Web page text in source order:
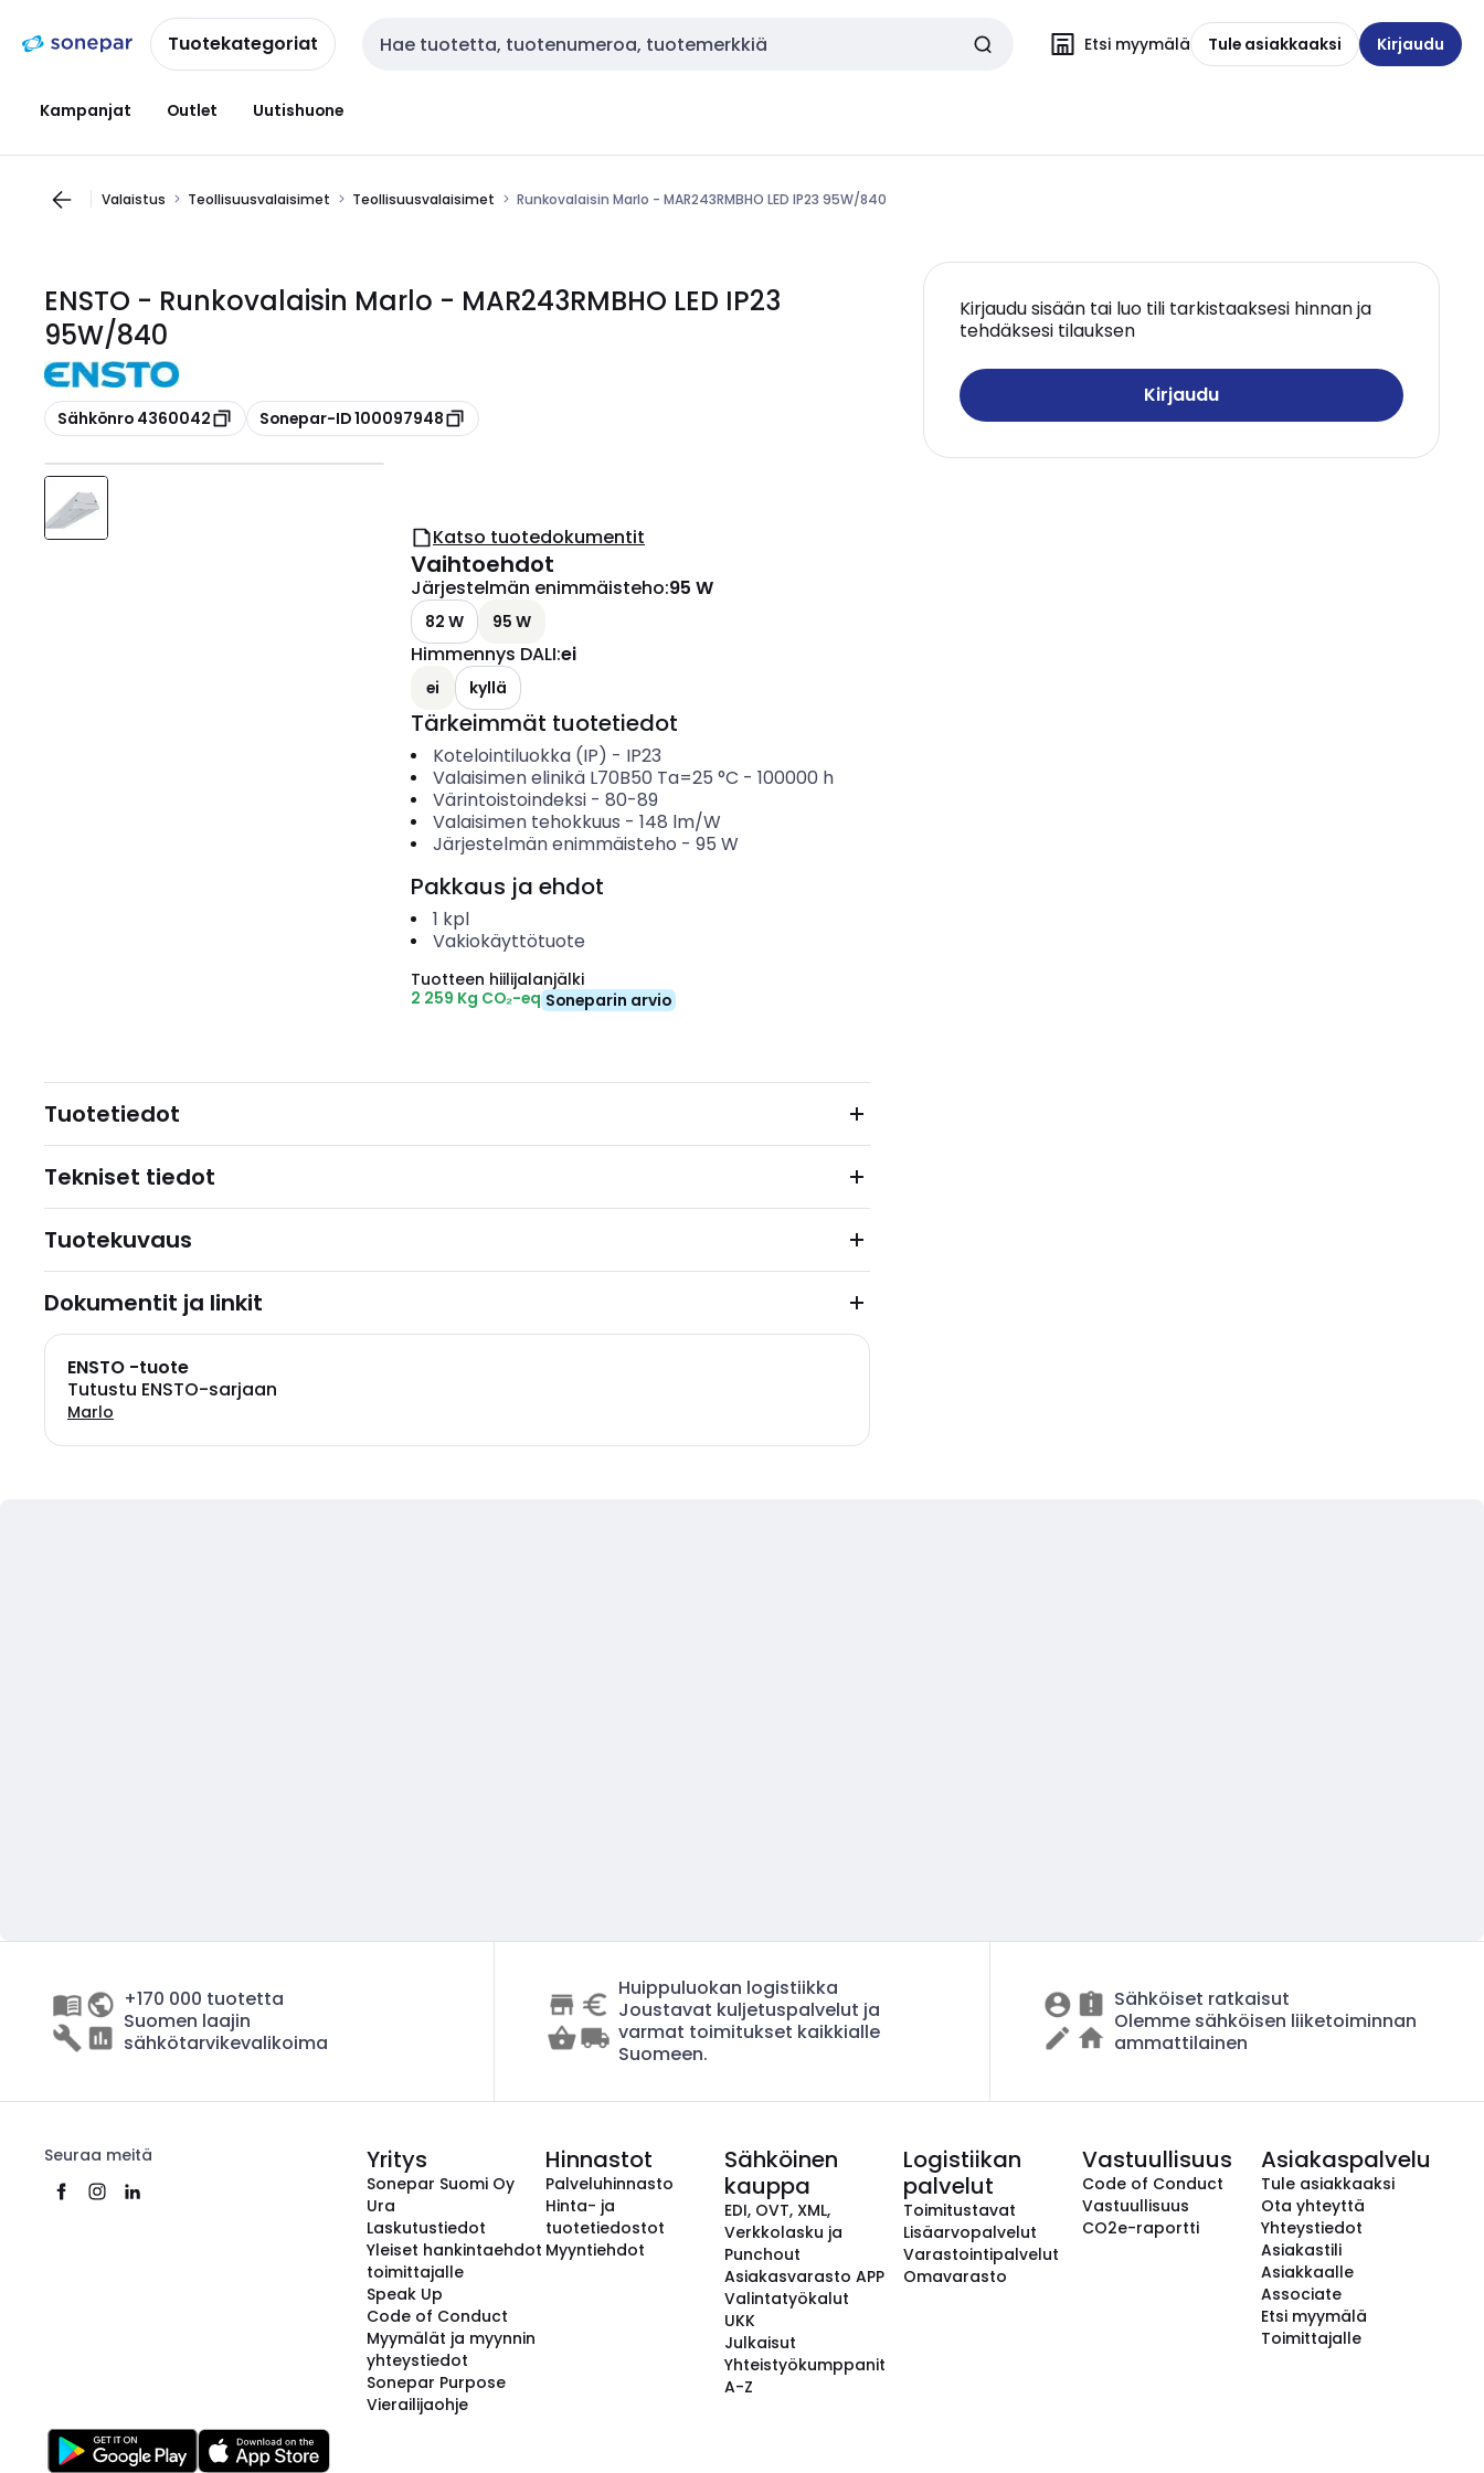
navigointiinsisältöönTuotekategoriat Haku Etsi myymälä Tule asiakkaaksi Kirjaudu
Kampanjat Outlet Uutishuone
Valaistus Teollisuusvalaisimet Teollisuusvalaisimet Runkovalaisin Marlo - MAR243RMBHO LED IP23 95W/840
ENSTO - Runkovalaisin Marlo - MAR243RMBHO LED IP23
95W/840
Kopioi
Sähkönro 4360042 Kopioi
Sonepar-ID 100097948
Kirjaudu sisään tai luo tili tarkistaaksesi hinnan ja
tehdäksesi tilauksen
Kirjaudu
Katso tuotedokumentit
Vaihtoehdot
Järjestelmän enimmäisteho:95 W
82 W 95 W
Himmennys DALI:ei
ei kyllä
Tärkeimmät tuotetiedot
Kotelointiluokka (IP) - IP23
Valaisimen elinikä L70B50 Ta=25 °C - 100000 h
Värintoistoindeksi- 80-89
Valaisimen tehokkuus - 148 lm/W
Järjestelmän enimmäisteho - 95 W
Pakkaus ja ehdot
1 kpl
Vakiokäyttötuote
Tuotteen hiilijalanjälki
2 259 Kg CO₂-eq Soneparin arvio
Tuotetiedot
Tekniset tiedot
Tuotekuvaus
Dokumentit ja linkit
ENSTO -tuote
Tutustu ENSTO-sarjaan
Marlo
+170 000 tuotetta
Suomen laajin
sähkötarvikevalikoima
Huippuluokan logistiikka
Joustavat kuljetuspalvelut ja
varmat toimitukset kaikkialle
Suomeen.
Sähköiset ratkaisut
Olemme sähköisen liiketoiminnan
ammattilainen
Seuraa meitä Yritys
Sonepar Suomi Oy
Ura
Laskutustiedot
Yleiset hankintaehdot
toimittajalle
Speak Up
Code of Conduct
Myymälät ja myynnin
yhteystiedot
Sonepar Purpose
Vierailijaohje
Hinnastot
Palveluhinnasto
Hinta- ja
tuotetiedostot
Myyntiehdot
Sähköinen
kauppa
EDI, OVT, XML,
Verkkolasku ja
Punchout
Asiakasvarasto APP
Valintatyökalut
UKK
Julkaisut
Yhteistyökumppanit
A-Z
Logistiikan
palvelut
Toimitustavat
Lisäarvopalvelut
Varastointipalvelut
Omavarasto
Vastuullisuus
Code of Conduct
Vastuullisuus
CO2e-raportti
Asiakaspalvelu
Tule asiakkaaksi
Ota yhteyttä
Yhteystiedot
Asiakastili
Asiakkaalle
Associate
Etsi myymälä
Toimittajalle